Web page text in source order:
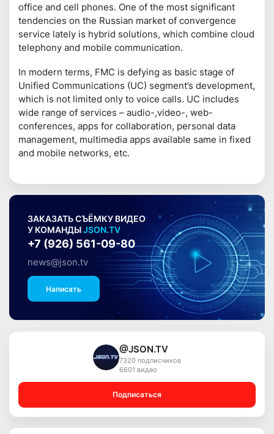
office and cell phones. One of the most significant
tendencies on the Russian market of convergence
service lately is hybrid solutions, which combine cloud
telephony and mobile communication.
In modern terms, FMC is defying as basic stage of
Unified Communications (UC) segment’s development,
which is not limited only to voice calls. UC includes
wide range of services – audio-,video-, web-
conferences, apps for collaboration, personal data
management, multimedia apps available same in fixed
and mobile networks, etc.
ЗАКАЗАТЬ СЪЁМКУ ВИДЕО
У КОМАНДЫJSON.TV
+7 (926) 561-09-80
news@json.tv
Написать
@JSON.TV
7320 подписчиков
6601 видео
Подписаться